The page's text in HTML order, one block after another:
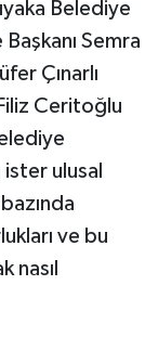
Belediye
Başkanı Semra
Çınarlı
Ceritoğlu
ister ulusal
ve bu
nasıl